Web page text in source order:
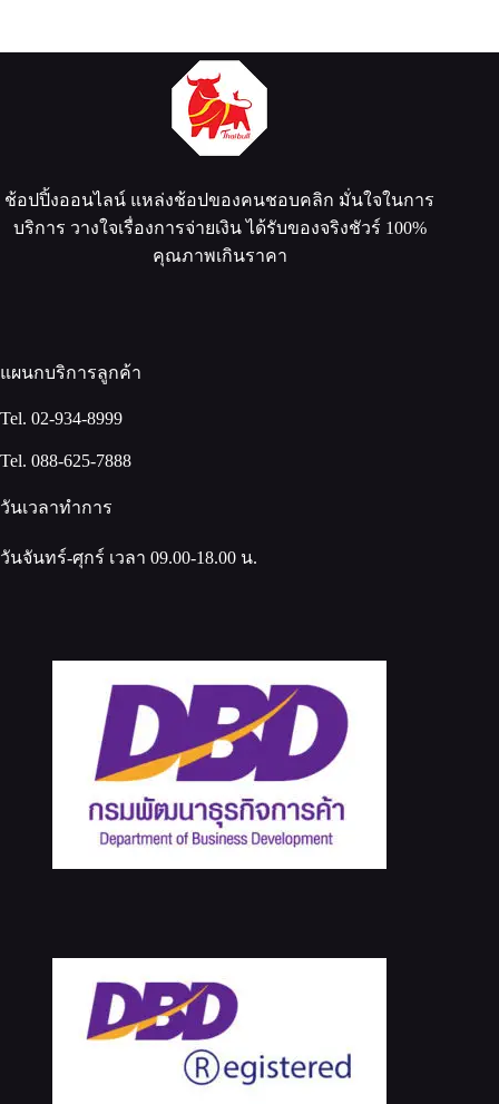
ช้อปปิ้งออนไลน์ แหล่งช้อปของคนชอบคลิก มั่นใจในการ
บริการ วางใจเรื่องการจ่ายเงิน ได้รับของจริงชัวร์ 100%
คุณภาพเกินราคา
แผนกบริการลูกค้า
Tel. 02-934-8999
Tel. 088-625-7888
วันเวลาทำการ
วันจันทร์-ศุกร์ เวลา 09.00-18.00 น.